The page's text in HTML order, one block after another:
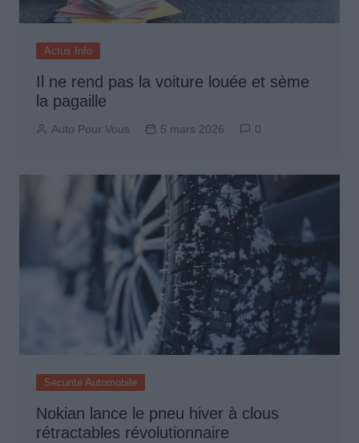
Actus Info
Il ne rend pas la voiture louée et sème
la pagaille
Auto Pour Vous 5 mars 2026 0
Sécurité Automobile
Nokian lance le pneu hiver à clous
rétractables révolutionnaire